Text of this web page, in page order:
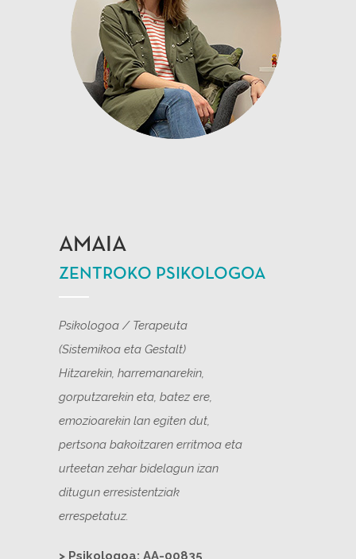
AMAIA
ZENTROKO PSIKOLOGOA
Psikologoa / Terapeuta
(Sistemikoa eta Gestalt)
Hitzarekin, harremanarekin,
gorputzarekin eta, batez ere,
emozioarekin lan egiten dut,
pertsona bakoitzaren erritmoa eta
urteetan zehar bidelagun izan
ditugun erresistentziak
errespetatuz.
> Psikologoa: AA-00835